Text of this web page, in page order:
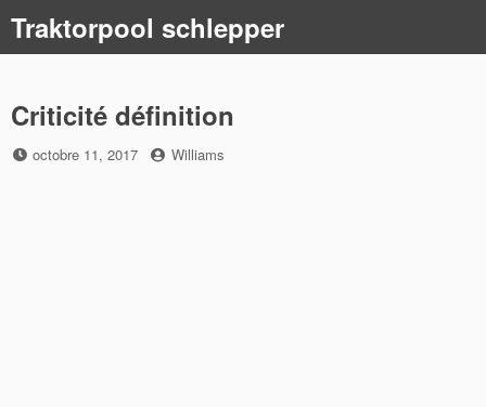
content
Traktorpool schlepper
Criticité définition
Posted
octobre 11, 2017 by
Williams